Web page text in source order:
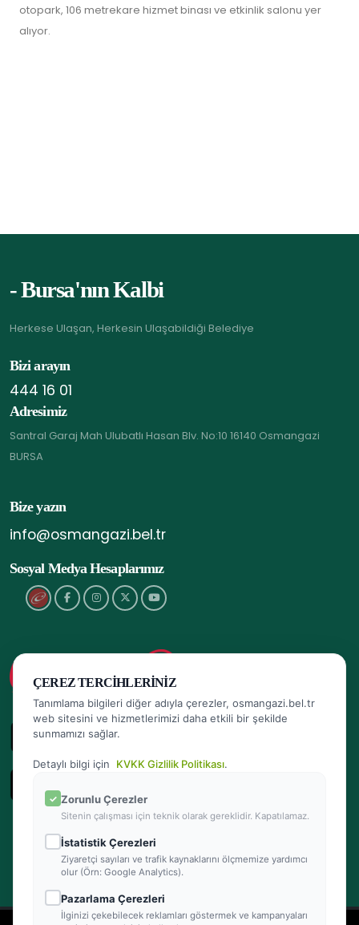
otopark, 106 metrekare hizmet binası ve etkinlik salonu yer
alıyor.
- Bursa'nın Kalbi
Herkese Ulaşan, Herkesin Ulaşabildiği Belediye
Bizi arayın
444 16 01
Adresimiz
Santral Garaj Mah Ulubatlı Hasan Blv. No:10 16140 Osmangazi
BURSA
Bize yazın
info@osmangazi.bel.tr
Sosyal Medya Hesaplarımız
ÇEREZ TERCIHLERINIZ
Tanımlama bilgileri diğer adıyla çerezler, osmangazi.bel.tr
web sitesini ve hizmetlerimizi daha etkili bir şekilde
sunmamızı sağlar.
Detaylı bilgi için KVKK Gizlilik Politikası.
Zorunlu Çerezler
Sitenin çalışması için teknik olarak gereklidir. Kapatılamaz.
İstatistik Çerezleri
Ziyaretçi sayıları ve trafik kaynaklarını ölçmemize yardımcı
olur (Örn: Google Analytics).
Pazarlama Çerezleri
İlginizi çekebilecek reklamları göstermek ve kampanyaları